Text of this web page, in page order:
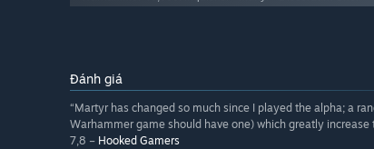
Đánh giá
“Martyr has changed so much since I played the alpha; a
Warhammer game should have one) which greatly
7,8 – Hooked Gamers